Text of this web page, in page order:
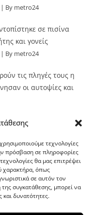
τεχνολογίες
πρόσβαση σε πληροφορίες
θα μας επιτρέψει
χαρακτήρα, όπως
σε αυτόν τον
συγκατάθεσης, μπορεί να
και δυνατότητες.
By metro24
σε πισίνα
και γονείς
By metro24
τις πληγές τους η
οι αυτοψίες και